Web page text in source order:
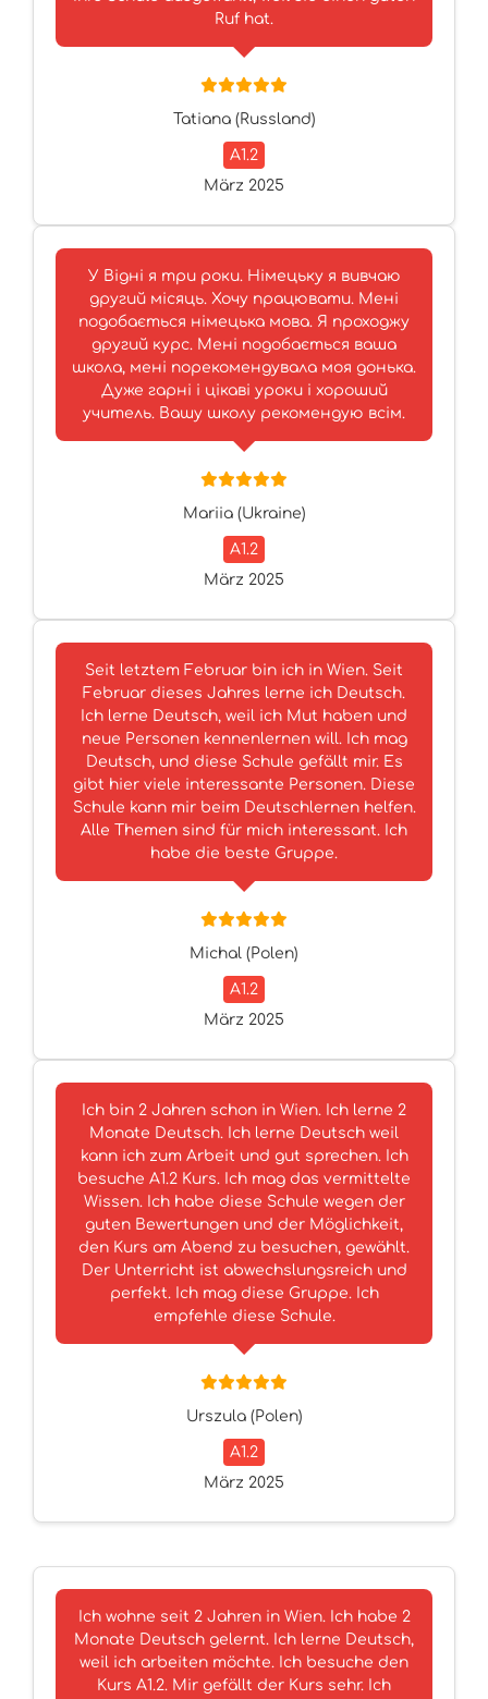
Ruf hat.
Tatiana (Russland)
A1.2
März 2025
У Відні я три роки. Німецьку я вивчаю
другий місяць. Хочу працювати. Мені
подобається німецька мова. Я проходжу
другий курс. Мені подобається ваша
школа, мені порекомендувала моя донька.
Дуже гарні і цікаві уроки і хороший
учитель. Вашу школу рекомендую всім.
Mariia (Ukraine)
A1.2
März 2025
Seit letztem Februar bin ich in Wien. Seit
Februar dieses Jahres lerne ich Deutsch.
Ich lerne Deutsch, weil ich Mut haben und
neue Personen kennenlernen will. Ich mag
Deutsch, und diese Schule gefällt mir. Es
gibt hier viele interessante Personen. Diese
Schule kann mir beim Deutschlernen helfen.
Alle Themen sind für mich interessant. Ich
habe die beste Gruppe.
Michal (Polen)
A1.2
März 2025
Ich bin 2 Jahren schon in Wien. Ich lerne 2
Monate Deutsch. Ich lerne Deutsch weil
kann ich zum Arbeit und gut sprechen. Ich
besuche A1.2 Kurs. Ich mag das vermittelte
Wissen. Ich habe diese Schule wegen der
guten Bewertungen und der Möglichkeit,
den Kurs am Abend zu besuchen, gewählt.
Der Unterricht ist abwechslungsreich und
perfekt. Ich mag diese Gruppe. Ich
empfehle diese Schule.
Urszula (Polen)
A1.2
März 2025
Ich wohne seit 2 Jahren in Wien. Ich habe 2
Monate Deutsch gelernt. Ich lerne Deutsch,
weil ich arbeiten möchte. Ich besuche den
Kurs A1.2. Mir gefällt der Kurs sehr. Ich